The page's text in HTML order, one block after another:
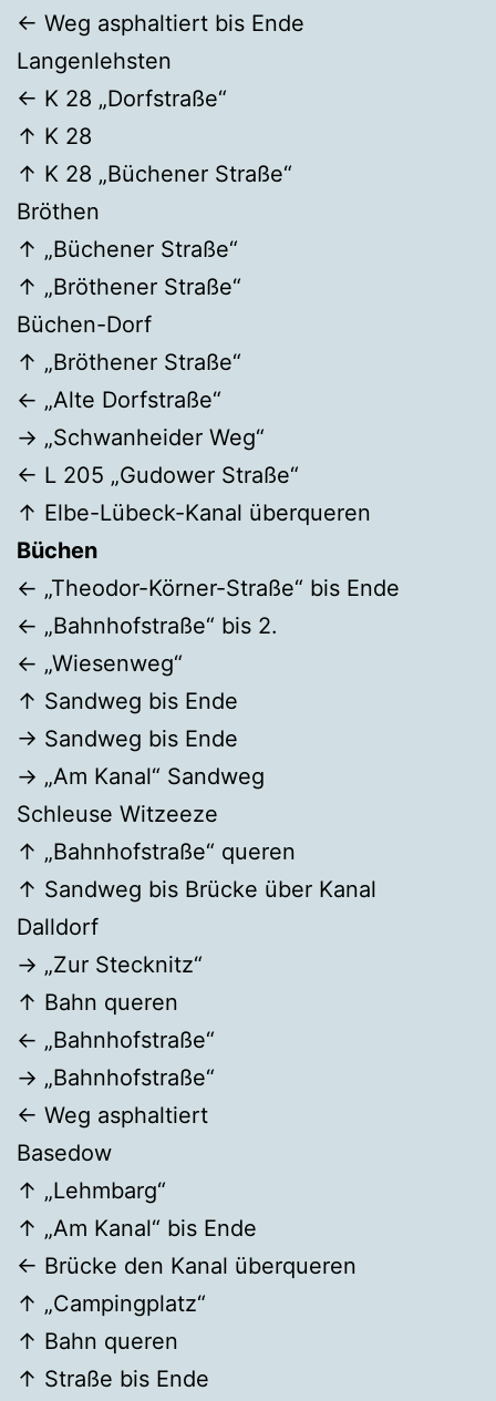
← Weg asphaltiert bis Ende
Langenlehsten
← K 28 „Dorfstraße“
↑ K 28
↑ K 28 „Büchener Straße“
Bröthen
↑ „Büchener Straße“
↑ „Bröthener Straße“
Büchen-Dorf
↑ „Bröthener Straße“
← „Alte Dorfstraße“
→ „Schwanheider Weg“
← L 205 „Gudower Straße“
↑ Elbe-Lübeck-Kanal überqueren
Büchen
← „Theodor-Körner-Straße“ bis Ende
← „Bahnhofstraße“ bis 2.
← „Wiesenweg“
↑ Sandweg bis Ende
→ Sandweg bis Ende
→ „Am Kanal“ Sandweg
Schleuse Witzeeze
↑ „Bahnhofstraße“ queren
↑ Sandweg bis Brücke über Kanal
Dalldorf
→ „Zur Stecknitz“
↑ Bahn queren
← „Bahnhofstraße“
→ „Bahnhofstraße“
← Weg asphaltiert
Basedow
↑ „Lehmbarg“
↑ „Am Kanal“ bis Ende
← Brücke den Kanal überqueren
↑ „Campingplatz“
↑ Bahn queren
↑ Straße bis Ende